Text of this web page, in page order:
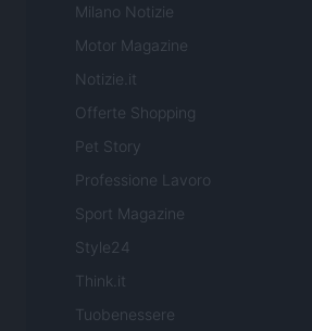
Milano Notizie
Motor Magazine
Notizie.it
Offerte Shopping
Pet Story
Professione Lavoro
Sport Magazine
Style24
Think.it
Tuobenessere